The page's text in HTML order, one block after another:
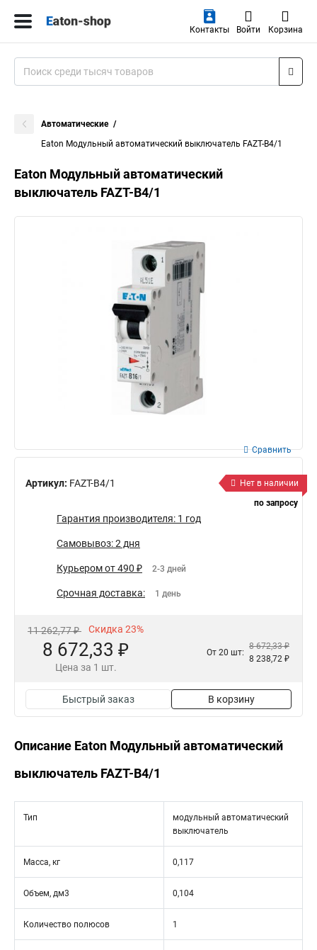
Контакты Войти Корзина
Автоматические
Eaton Модульный автоматический выключатель FAZT-B4/1
Eaton Модульный автоматический
выключатель FAZT-B4/1
Артикул: FAZT-B4/1
Сравнить
Нет в наличии
по запросу
Гарантия производителя: 1 год
Самовывоз: 2 дня
Курьером от 490 ₽ 2-3 дней
Срочная доставка: 1 день
11 262,77 ₽ Скидка 23%
8 672,33 ₽
Цена за 1 шт.
От 20 шт:
8 672,33 ₽
8 238,72 ₽
Быстрый заказ В корзину
Описание Eaton Модульный автоматический
выключатель FAZT-B4/1
Тип
модульный автоматический
выключатель
Масса, кг 0,117
Объем, дм3 0,104
Количество полюсов 1